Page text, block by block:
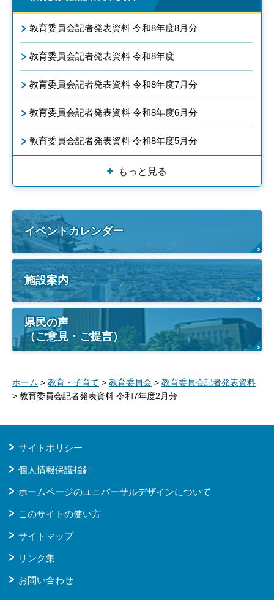
教育委員会記者発表資料 令和8年度8月分
教育委員会記者発表資料 令和8年度
教育委員会記者発表資料 令和8年度7月分
教育委員会記者発表資料 令和8年度6月分
教育委員会記者発表資料 令和8年度5月分
もっと見る
イベントカレンダー
施設案内
県民の声
（ご意見・ご提言）
ホーム > 教育・子育て > 教育委員会 > 教育委員会記者発表資料
> 教育委員会記者発表資料 令和7年度2月分
サイトポリシー
個人情報保護指針
ホームページのユニバーサルデザインについて
このサイトの使い方
サイトマップ
リンク集
お問い合わせ